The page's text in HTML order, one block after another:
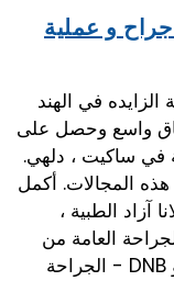
و عملية
في الهند
واسع وحصل على
في ساكيت ، دلهي.
بخبرة 27 عامًا في هذه المجالات. أكمل
آزاد الطبية ،
في الجراحة العامة من
جامعة راجستان ، جايبور في عام 1998 و DNB - الجراحة